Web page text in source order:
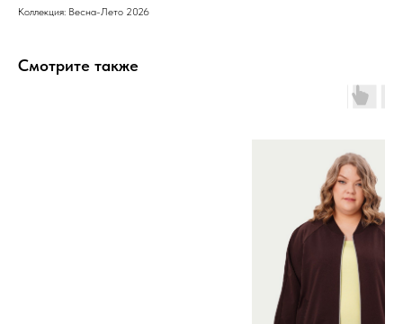
Коллекция: Весна-Лето 2026
Смотрите также